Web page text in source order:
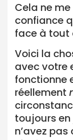
Cela ne
confiance
face à tout
Voici la
avec votre
fonctionne
réellement
toujours
n’avez